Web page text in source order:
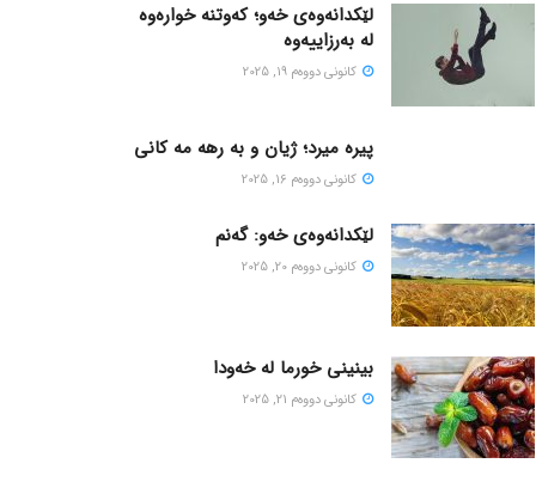
لێکدانەوەی خەو؛ کەوتنە خوارەوە
لە بەرزاییەوە
كانونی دووه‌م 19, 2025
پیره میرد؛ ژیان و به رهه مه کانی
كانونی دووه‌م 16, 2025
لێکدانەوەی خەو: گەنم
كانونی دووه‌م 20, 2025
بینینی خورما لە خەودا
كانونی دووه‌م 21, 2025